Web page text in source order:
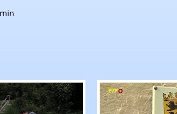
Alb
Unbekannter schießt auf
RTF.1-